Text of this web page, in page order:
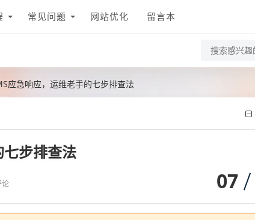
常见问题 网站优化 留言本
应急响应，运维老手的七步排查法
步排查法
论 07